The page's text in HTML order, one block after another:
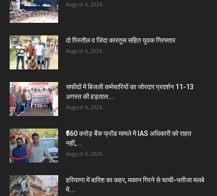
August 6, 2026
दो पिस्तौल व जिंदा कारतूस सहित युवक गिरफ्तार
August 6, 2026
सफीदों में बिजली कर्मचारियों का जोरदार प्रदर्शन 11-13
अगस्त की हड़ताल...
August 6, 2026
₹560 करोड़ बैंक फ्रॉड मामले में IAS अधिकारी को राहत
नहीं,...
August 6, 2026
हरियाणा में बारिश का कहर, मकान गिरने से चाची-भतीजा मलबे
में...